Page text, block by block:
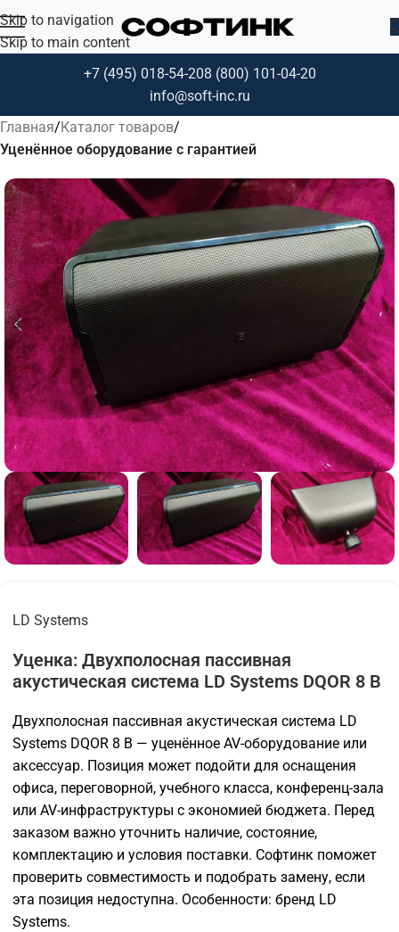
Skip to navigation
Skip to main content
+7 (495) 018-54-208 (800) 101-04-20
info@soft-inc.ru
Главная Каталог товаров
Уценённое оборудование с гарантией
LD Systems
Уценка: Двухполосная пассивная
акустическая система LD Systems DQOR 8 B
Двухполосная пассивная акустическая система LD
Systems DQOR 8 B — уценённое AV-оборудование или
аксессуар. Позиция может подойти для оснащения
офиса, переговорной, учебного класса, конференц-зала
или AV-инфраструктуры с экономией бюджета. Перед
заказом важно уточнить наличие, состояние,
комплектацию и условия поставки. Софтинк поможет
проверить совместимость и подобрать замену, если
эта позиция недоступна. Особенности: бренд LD
Systems.